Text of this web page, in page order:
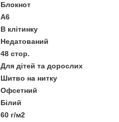
Блокнот
A6
В клітинку
Недатований
48 стор.
Для дітей та дорослих
Шитво на нитку
Офсетний
Білий
60 г/м2